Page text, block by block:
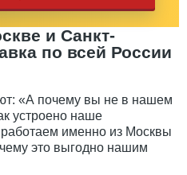
и Санкт-
по всей России
«А почему вы не в нашем
устроено наше
именно из Москвы
это выгодно нашим